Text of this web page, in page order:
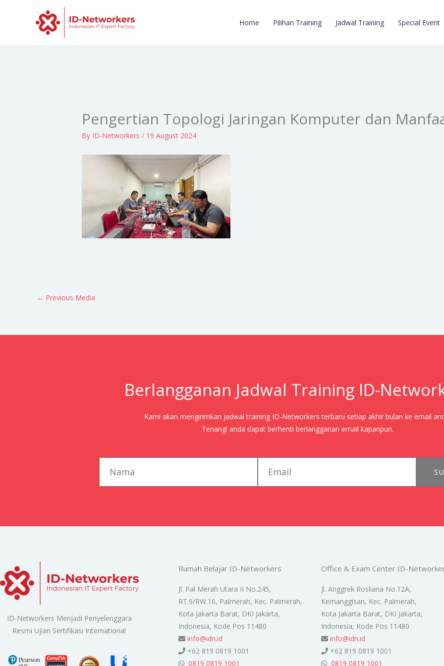
Home Pilihan Training Jadwal Training Special Event
Pengertian Topologi Jaringan Komputer dan
By ID-Networkers/ 19 August 2024
← Previous Media
Berlangganan Jadwal Training ID-
Kami akan mengirimkan jadwal training ID-Networkers terbaru setiap akhir bulan ke email
Tenang! anda dapat berhenti berlangganan email kapanpun.
ID-Networkers Menjadi Penyelenggara
Resmi Ujian Sertifikasi International
Rumah Belajar ID-Networkers
Jl. Pal Merah Utara II No.245,
RT.9/RW.16, Palmerah, Kec. Palmerah,
Kota Jakarta Barat, DKI Jakarta,
Indonesia, Kode Pos 11480
info@idn.id
+62 819 0819 1001
0819 0819 1001
Office & Exam Center ID-
Jl. Anggrek Rosliana No.12A,
Kemanggisan, Kec. Palmerah,
Kota Jakarta Barat, DKI Jakarta,
Indonesia, Kode Pos 11480
info@idn.id
+62 819 0819 1001
0819 0819 1001